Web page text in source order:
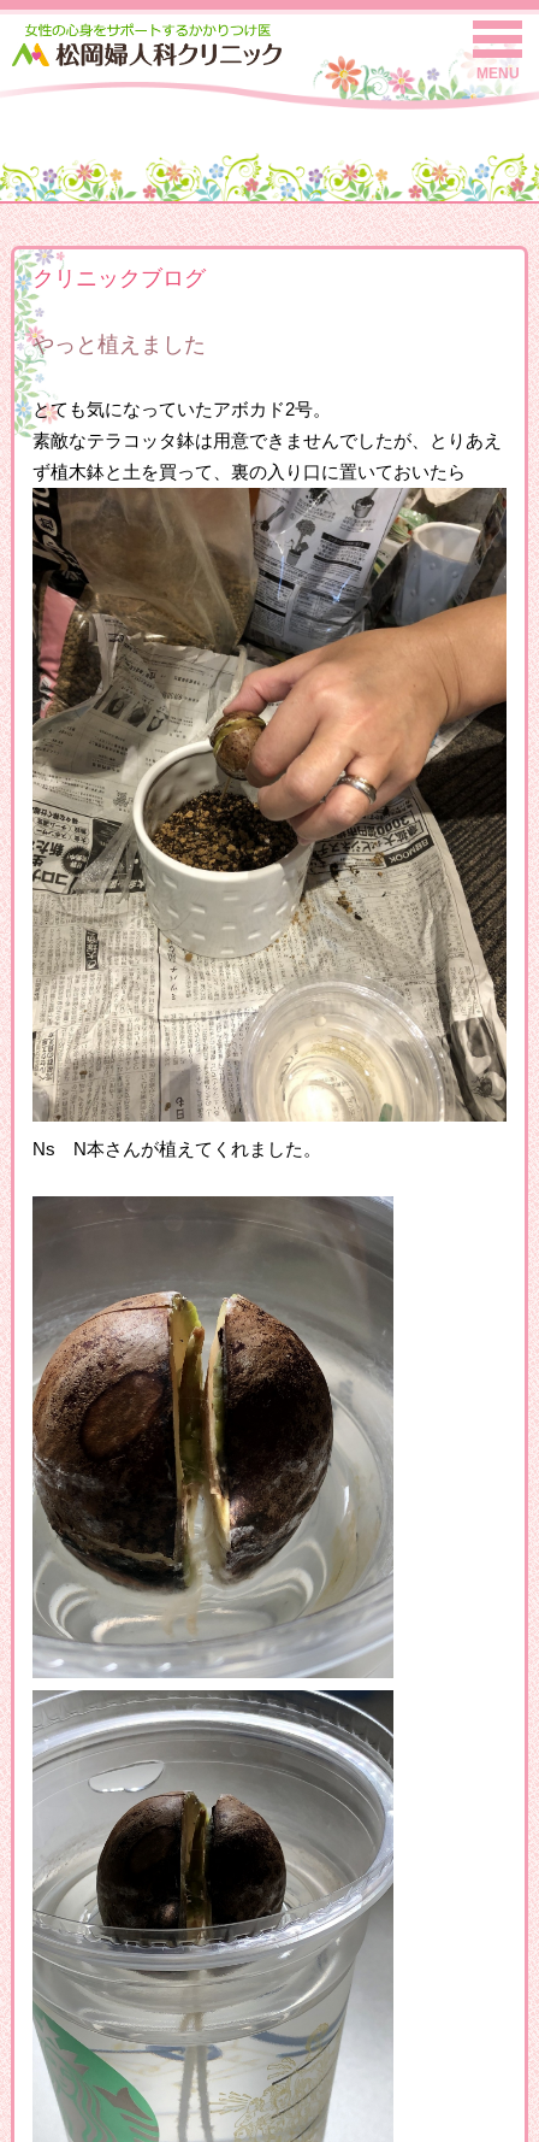
MENU
クリニックブログ
やっと植えました
とても気になっていたアボカド2号。
素敵なテラコッタ鉢は用意できませんでしたが、とりあえ
ず植木鉢と土を買って、裏の入り口に置いておいたら
Ns N本さんが植えてくれました。